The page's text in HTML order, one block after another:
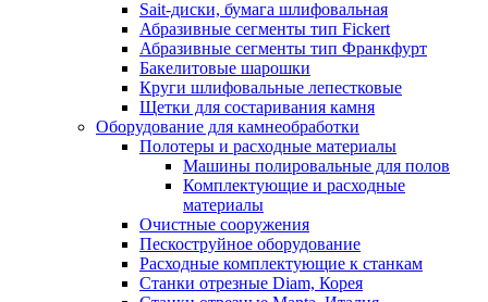
Sait-диски, бумага шлифовальная
Абразивные сегменты тип Fickert
Абразивные сегменты тип Франкфурт
Бакелитовые шарошки
Круги шлифовальные лепестковые
Щетки для состаривания камня
Оборудование для камнеобработки
Полотеры и расходные материалы
Машины полировальные для полов
Комплектующие и расходные
материалы
Очистные сооружения
Пескоструйное оборудование
Расходные комплектующие к станкам
Станки отрезные Diam, Корея